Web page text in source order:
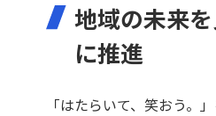
地域の未来
に推進
「はたらいて、笑おう